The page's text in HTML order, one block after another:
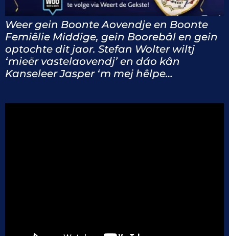
Weer gein Boonte Aovendje en Boonte
Femiêlie Middige, gein Boorebâl en gein
optochte dit jaor. Stefan Wolter wiltj
‘mieër vastelaovendj’ en dáo kân
Kanseleer Jasper ‘m mej hêlpe…